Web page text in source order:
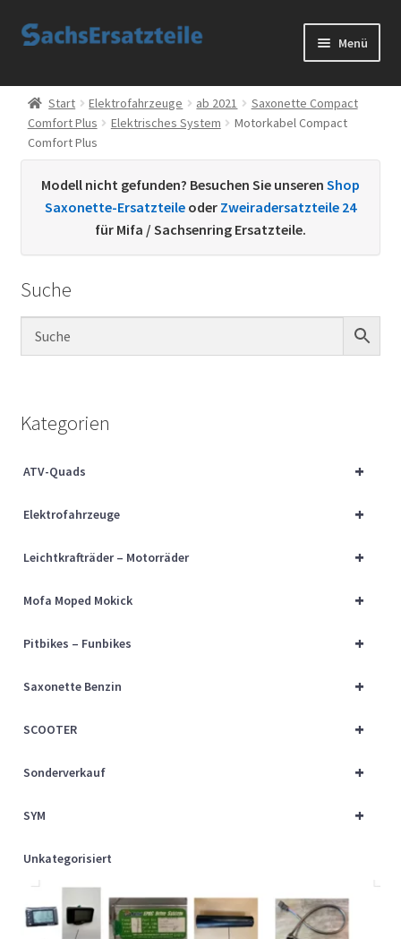
Zur
Zum
Menü
Start
AGB
Datenschutzerklärung
Sachs Ersatzteile
Über uns
Vertrag widerrufen
Widerrufsbelehrung
Cart
Checkout
Start Elektrofahrzeuge ab 2021
Saxonette Compact
Comfort Plus
Elektrisches System
Motorkabel Compact
Comfort Plus
Modell nicht gefunden? Besuchen Sie unseren Shop
Saxonette-Ersatzteile oder Zweiradersatzteile 24
für Mifa / Sachsenring Ersatzteile.
Suche
Kategorien
+
ATV-Quads
+
Elektrofahrzeuge
+
Leichtkrafträder – Motorräder
+
Mofa Moped Mokick
+
Pitbikes – Funbikes
+
Saxonette Benzin
+
SCOOTER
+
Sonderverkauf
+
SYM
Unkategorisiert